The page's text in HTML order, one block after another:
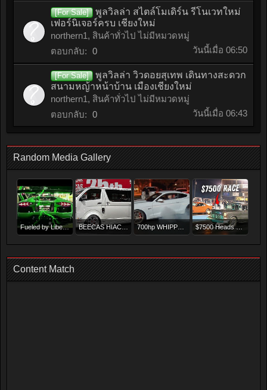
[For Sale]
พูลวิลล่า สไตล์โมเดิร์น รีโนเวทใหม่
เฟอร์นิเจอร์ครบ เชียงใหม่
northern1, สินค้าทั่วไป ไม่มีหมวดหมู่
ตอบกลับ: 0 วันนี้เมื่อ 06:50
[For Sale]
พูลวิลล่า วิวดอยสุเทพ เดินทางสะดวก
สนามหญ้าหน้าบ้าน เมืองเชียงใหม่
northern1, สินค้าทั่วไป ไม่มีหมวดหมู่
ตอบกลับ: 0 วันนี้เมื่อ 06:43
Random Media Gallery
Fueled by Liberty Walk "Unstoppable LB*Army" $7500 Heads Up Racing at Race Week! | Race Week 2.0 Day 6
Content Match